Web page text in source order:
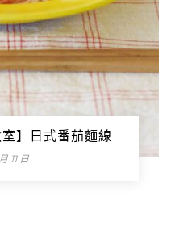
】日式番茄麵線
11 日